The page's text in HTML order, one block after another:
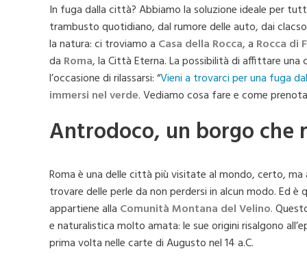
In fuga dalla città? Abbiamo la soluzione ideale per
trambusto quotidiano, dal rumore delle auto, dai
la natura: ci troviamo a Casa della Rocca, a Rocca di
da Roma, la Città Eterna. La possibilità di affittare una
l’occasione di rilassarsi: “Vieni a trovarci per una fuga
immersi nel verde. Vediamo cosa fare e come
Antrodoco, un borgo che
Roma è una delle città più visitate al mondo, certo,
trovare delle perle da non perdersi in alcun modo. Ed
appartiene alla Comunità Montana del Velino.
e naturalistica molto amata: le sue origini risalgono
prima volta nelle carte di Augusto nel 14 a.C.